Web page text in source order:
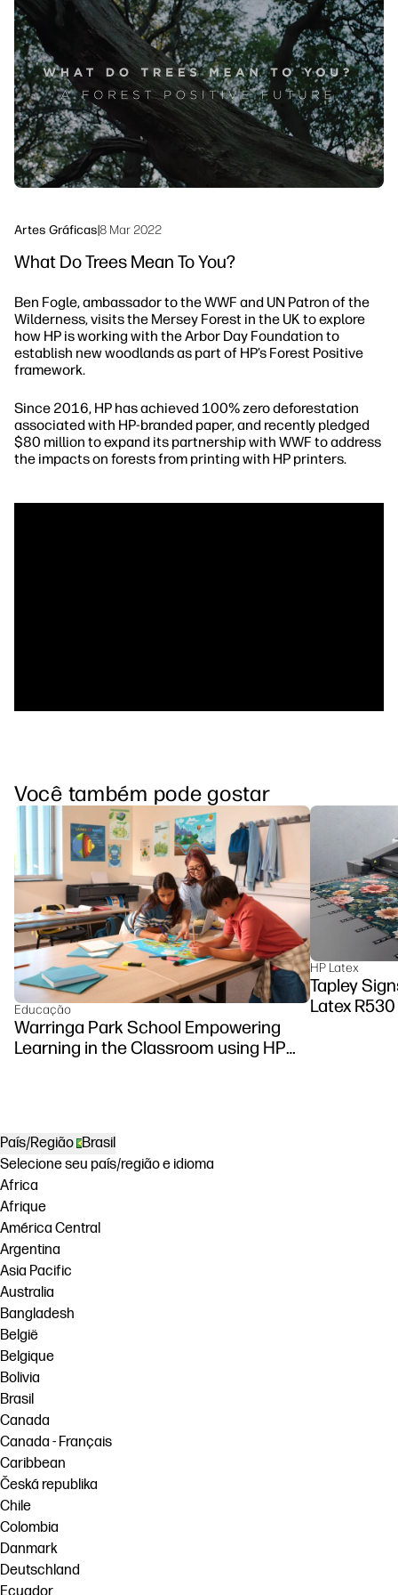
linkedInfacebook
twitteryoutube
Soluções de processo de trabalho
Sustentabilidade
Artes Gráficas|8 Mar 2022
What Do Trees Mean To You?
Ben Fogle, ambassador to the WWF and UN Patron of the
Wilderness, visits the Mersey Forest in the UK to explore
how HP is working with the Arbor Day Foundation to
establish new woodlands as part of HP’s Forest Positive
framework.
Since 2016, HP has achieved 100% zero deforestation
associated with HP-branded paper, and recently pledged
$80 million to expand its partnership with WWF to address
the impacts on forests from printing with HP printers.
Você também pode gostar
Educação
Warringa Park School Empowering
Learning in the Classroom using HP
HP Latex
Tapley
Latex
País/Região Brasil
Selecione seu país/região e idioma
Africa
Afrique
América Central
Argentina
Asia Pacific
Australia
Bangladesh
België
Belgique
Bolivia
Brasil
Canada
Canada - Français
Caribbean
Česká republika
Chile
Colombia
Danmark
Deutschland